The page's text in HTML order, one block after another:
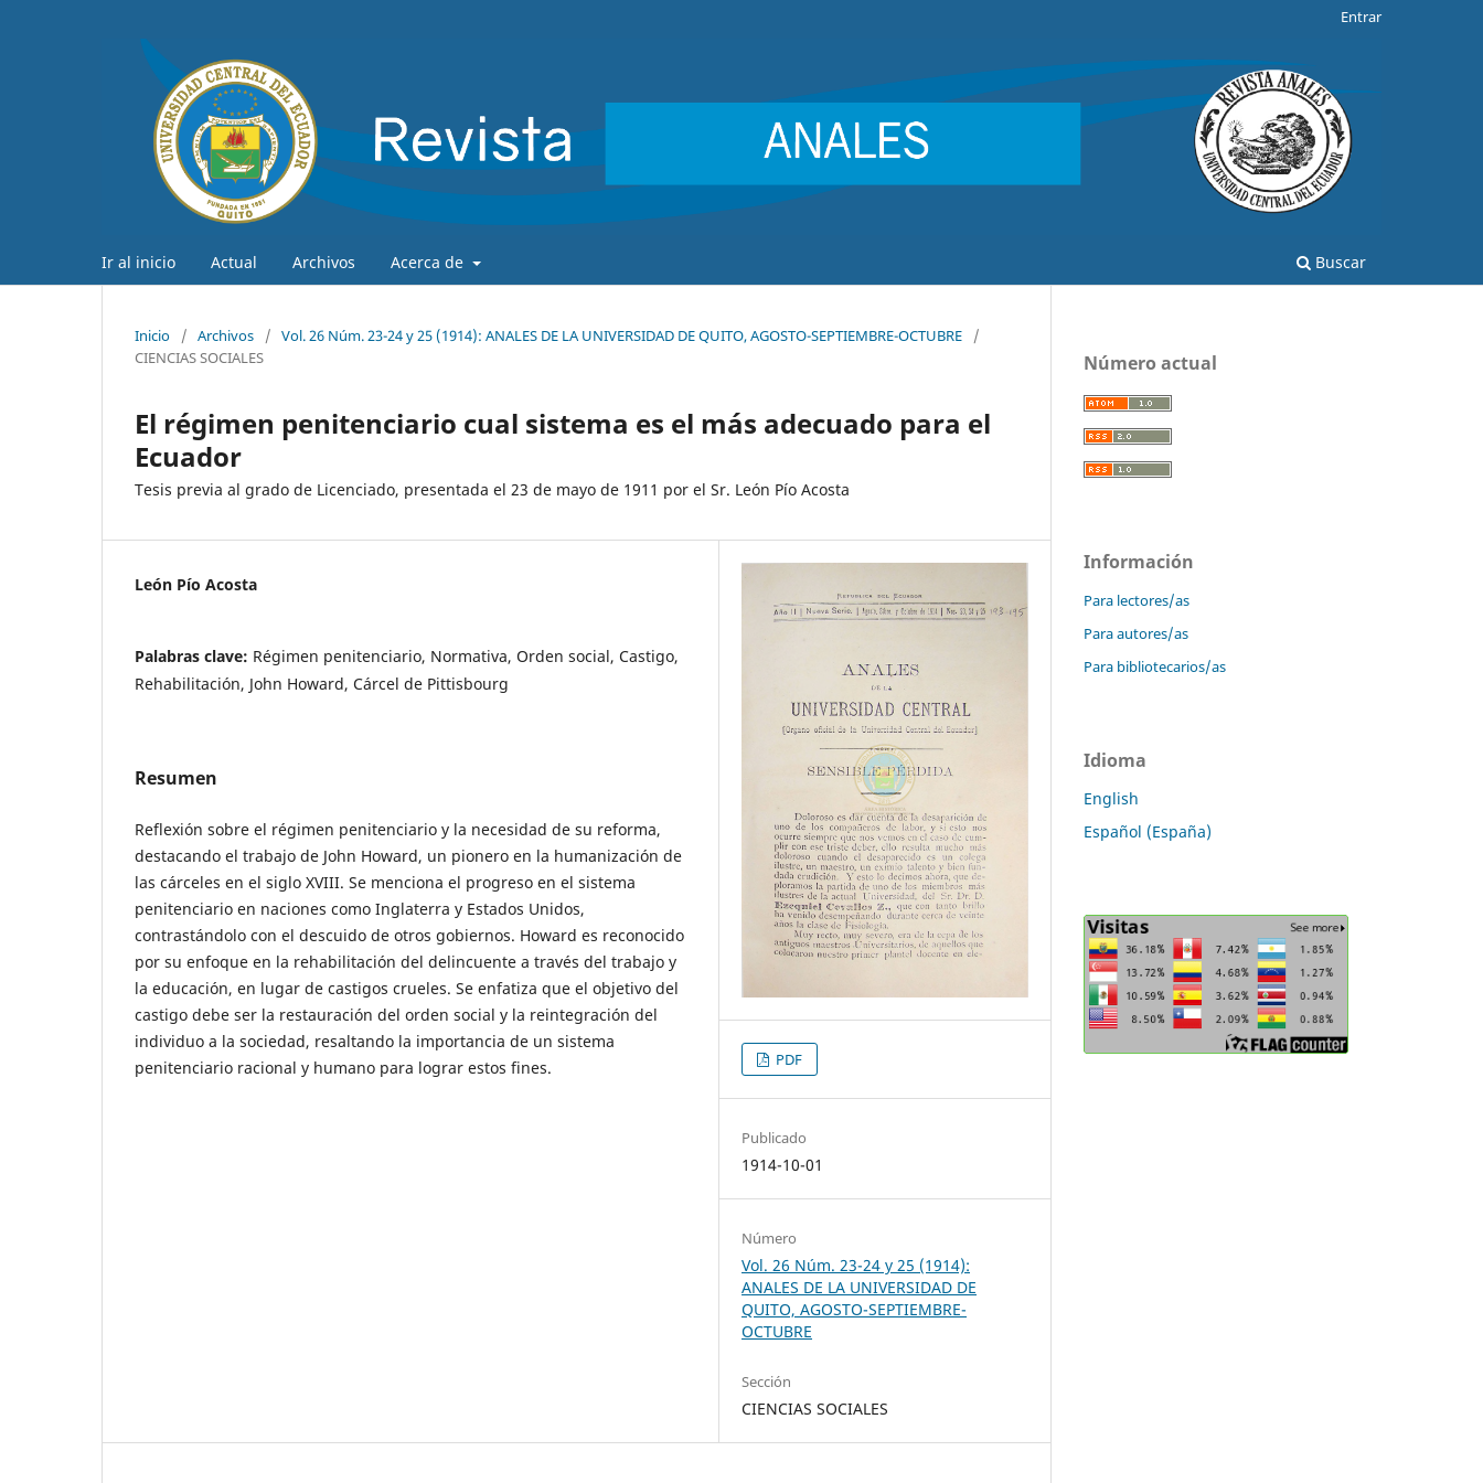
Ir al inicio Actual Archivos Acerca de Buscar
Entrar
Inicio / Archivos / Vol. 26 Núm. 23-24 y 25 (1914): ANALES DE LA UNIVERSIDAD DE QUITO, AGOSTO-SEPTIEMBRE-OCTUBRE
/
CIENCIAS SOCIALES
El régimen penitenciario cual sistema es el más adecuado para el
Ecuador
Tesis previa al grado de Licenciado, presentada el 23 de mayo de 1911 por el Sr. León Pío Acosta
León Pío Acosta
Palabras clave: Régimen penitenciario, Normativa, Orden social, Castigo,
Rehabilitación, John Howard, Cárcel de Pittisbourg
Resumen
Reflexión sobre el régimen penitenciario y la necesidad de su reforma,
destacando el trabajo de John Howard, un pionero en la humanización de
las cárceles en el siglo XVIII. Se menciona el progreso en el sistema
penitenciario en naciones como Inglaterra y Estados Unidos,
contrastándolo con el descuido de otros gobiernos. Howard es reconocido
por su enfoque en la rehabilitación del delincuente a través del trabajo y
la educación, en lugar de castigos crueles. Se enfatiza que el objetivo del
castigo debe ser la restauración del orden social y la reintegración del
individuo a la sociedad, resaltando la importancia de un sistema
penitenciario racional y humano para lograr estos fines.
PDF
Publicado
1914-10-01
Número
Vol. 26 Núm. 23-24 y 25 (1914):
ANALES DE LA UNIVERSIDAD DE
QUITO, AGOSTO-SEPTIEMBRE-
OCTUBRE
Sección
CIENCIAS SOCIALES
Número actual
Información
Para lectores/as
Para autores/as
Para bibliotecarios/as
Idioma
English
Español (España)